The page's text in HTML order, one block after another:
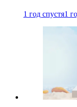
1 год спустя1